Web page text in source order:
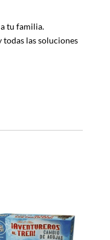
tu familia.
todas las soluciones